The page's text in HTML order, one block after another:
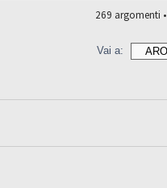
269 argomenti •
Vai a: